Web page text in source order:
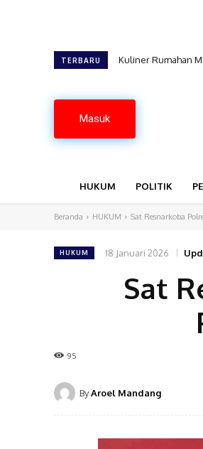
TERBARU Kuliner Rumahan
Masuk
HUKUM POLITIK
Beranda HUKUM Sat Resnarkoba
HUKUM 18 Januari 2026
Sat
95
ByAroel Mandang